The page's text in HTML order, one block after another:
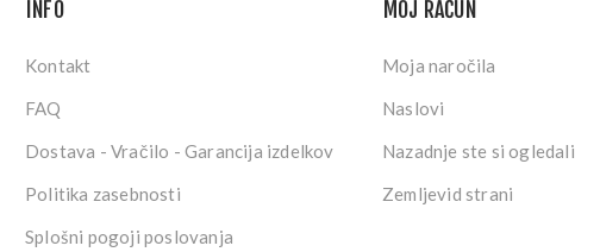
INFO
Kontakt
FAQ
Dostava - Vračilo - Garancija izdelkov
Politika zasebnosti
Splošni pogoji poslovanja
MOJ RAČUN
Moja naročila
Naslovi
Nazadnje ste si ogledali
Zemljevid strani